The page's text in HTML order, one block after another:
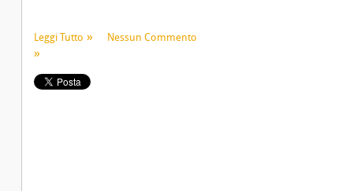
Leggi Tutto Nessun Commento